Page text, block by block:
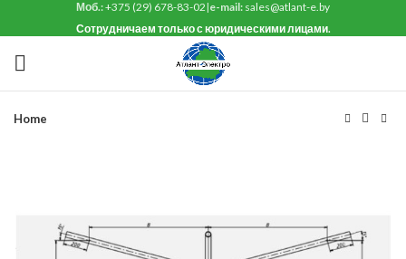
Моб.:+375 (29) 678-83-02 |e-mail: sales@atlant-e.by
Сотрудничаем только с юридическими лицами.
Home